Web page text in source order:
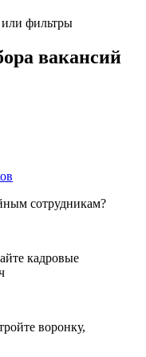
фильтры
вакансий
сотрудникам?
кадровые
воронку,